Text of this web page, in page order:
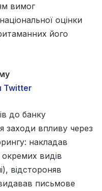
вимог
оцінки
його
Twitter
до банку
заходи впливу через
накладав
видів
відстороняв
письмове